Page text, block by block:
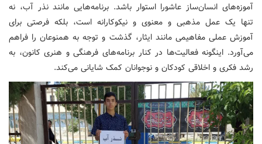
آموزه‌های انسان‌ساز عاشورا استوار باشد. برنامه‌هایی مانند نذر آب، نه
تنها یک عمل مذهبی و معنوی و نیکوکارانه است، بلکه فرصتی برای
آموزش عملی مفاهیمی مانند ایثار، گذشت و توجه به همنوعان را فراهم
می‌آورد. اینگونه فعالیت‌ها در کنار برنامه‌های فرهنگی و هنری کانون، به
رشد فکری و اخلاقی کودکان و نوجوانان کمک شایانی می‌کند.